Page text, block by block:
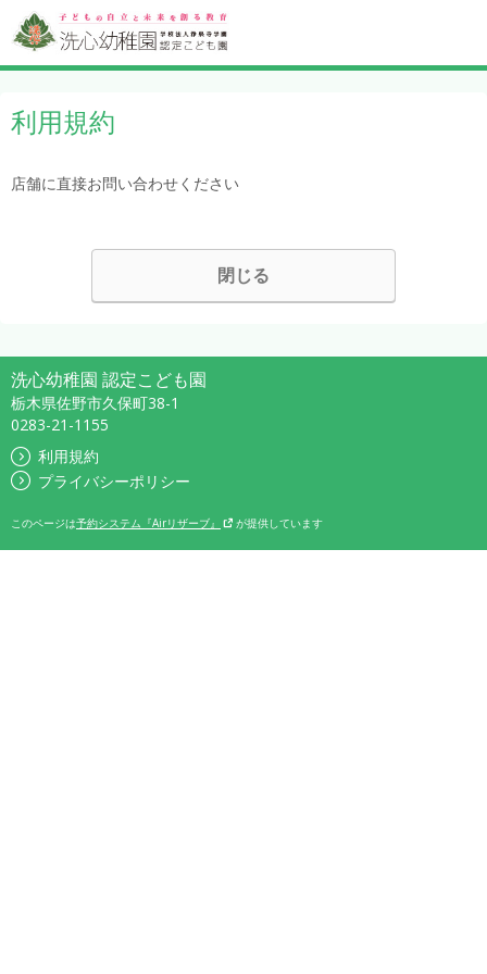
利用規約
店舗に直接お問い合わせください
閉じる
洗心幼稚園 認定こども園
栃木県佐野市久保町38-1
0283-21-1155
利用規約
プライバシーポリシー
このページは予約システム『Airリザーブ』 が提供しています